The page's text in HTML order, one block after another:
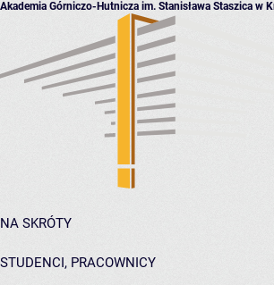
Akademia Górniczo-Hutnicza im. Stanisława Staszica w
NA SKRÓTY
STUDENCI, PRACOWNICY